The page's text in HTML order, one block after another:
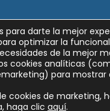
para darte la mejor
optimizar la
de la mejor
cookies analíticas
para
cookies de marketing,
haga clic aquí.